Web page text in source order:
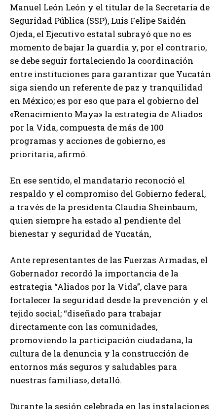
Manuel León León y el titular de la Secretaría de
Seguridad Pública (SSP), Luis Felipe Saidén
Ojeda, el Ejecutivo estatal subrayó que no es
momento de bajar la guardia y, por el contrario,
se debe seguir fortaleciendo la coordinación
entre instituciones para garantizar que Yucatán
siga siendo un referente de paz y tranquilidad
en México; es por eso que para el gobierno del
«Renacimiento Maya» la estrategia de Aliados
por la Vida, compuesta de más de 100
programas y acciones de gobierno, es
prioritaria, afirmó.
En ese sentido, el mandatario reconoció el
respaldo y el compromiso del Gobierno federal,
a través de la presidenta Claudia Sheinbaum,
quien siempre ha estado al pendiente del
bienestar y seguridad de Yucatán,
Ante representantes de las Fuerzas Armadas, el
Gobernador recordó la importancia de la
estrategia “Aliados por la Vida”, clave para
fortalecer la seguridad desde la prevención y el
tejido social; “diseñado para trabajar
directamente con las comunidades,
promoviendo la participación ciudadana, la
cultura de la denuncia y la construcción de
entornos más seguros y saludables para
nuestras familias», detalló.
Durante la sesión celebrada en las instalaciones